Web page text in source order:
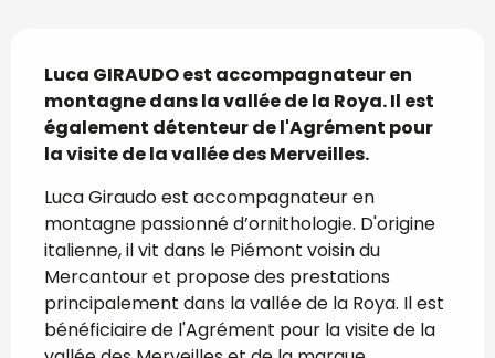
Description
Luca GIRAUDO est accompagnateur en
montagne dans la vallée de la Roya. Il est
également détenteur de l'Agrément pour
la visite de la vallée des Merveilles.
Luca Giraudo est accompagnateur en
montagne passionné d’ornithologie. D'origine
italienne, il vit dans le Piémont voisin du
Mercantour et propose des prestations
principalement dans la vallée de la Roya. Il est
bénéficiaire de l'Agrément pour la visite de la